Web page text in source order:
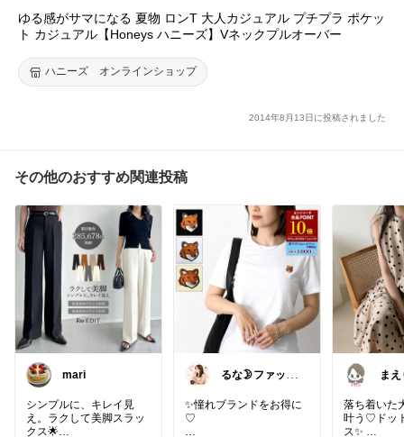
ゆる感がサマになる 夏物 ロンT 大人カジュアル プチプラ ポケッ
ト カジュアル【Honeys ハニーズ】Vネックプルオーバー
ハニーズ オンラインショップ
2014年8月13日に投稿されました
その他のおすすめ関連投稿
mari
シンプルに、キレイ見
え。ラクして美脚スラッ
クス🌟
るな🌛ファッシ
✨憧れブランドをお得に
♡
ま
落ち着いた
叶う♡ドッ
ス✨